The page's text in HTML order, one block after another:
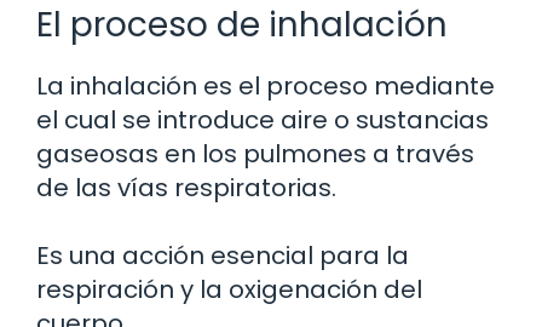
El proceso de inhalación
La inhalación es el proceso mediante
el cual se introduce aire o sustancias
gaseosas en los pulmones a través
de las vías respiratorias.
Es una acción esencial para la
respiración y la oxigenación del